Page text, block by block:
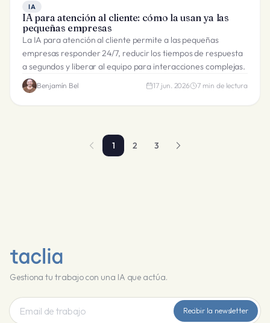
IA
IA para atención al cliente: cómo la usan ya las
pequeñas empresas
La IA para atención al cliente permite a las pequeñas
empresas responder 24/7, reducir los tiempos de respuesta
a segundos y liberar al equipo para interacciones complejas.
Benjamín Bel 17 jun. 2026 7 min de lectura
1 2 3
Gestiona tu trabajo con una IA que actúa.
Recibir la newsletter